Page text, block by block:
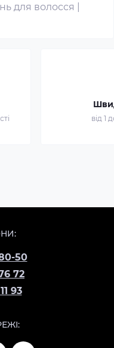
для волосся
від 1
50
72
93